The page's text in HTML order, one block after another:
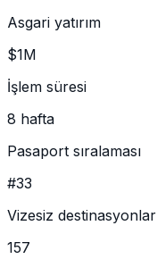
Asgari yatırım
$1M
İşlem süresi
8 hafta
Pasaport sıralaması
#33
Vizesiz destinasyonlar
157